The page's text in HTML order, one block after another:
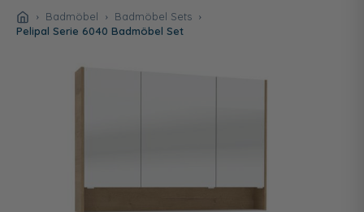
Badmöbel
Badmöbel Sets
Pelipal Serie 6040 Badmöbel Set